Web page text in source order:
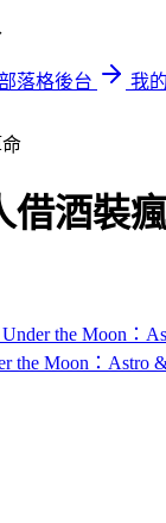
落格後台
我
借酒裝
the Moon：Astro